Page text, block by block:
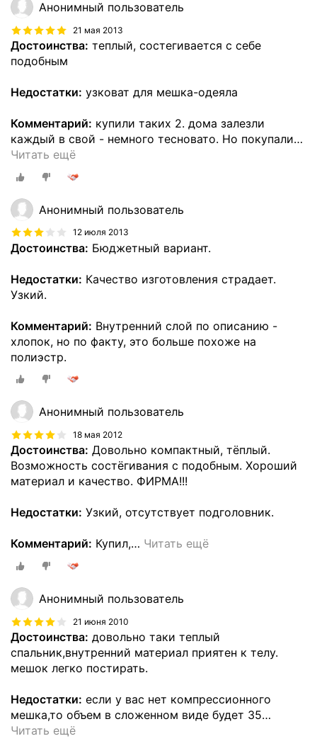
Анонимный пользователь
21 мая 2013
Достоинства: теплый, состегивается с себе
подобным
Недостатки: узковат для мешка-одеяла
Комментарий: купили таких 2. дома залезли
каждый в свой - немного тесновато. Но покупали…
Читать ещё
Анонимный пользователь
12 июля 2013
Достоинства: Бюджетный вариант.
Недостатки: Качество изготовления страдает.
Узкий.
Комментарий: Внутренний слой по описанию -
хлопок, но по факту, это больше похоже на
полиэстр.
Анонимный пользователь
18 мая 2012
Достоинства: Довольно компактный, тёплый.
Возможность состёгивания с подобным. Хороший
материал и качество. ФИРМА!!!
Недостатки: Узкий, отсутствует подголовник.
Комментарий: Купил,… Читать ещё
Анонимный пользователь
21 июня 2010
Достоинства: довольно таки теплый
спальник,внутренний материал приятен к телу.
мешок легко постирать.
Недостатки: если у вас нет компрессионного
мешка,то объем в сложенном виде будет 35…
Читать ещё